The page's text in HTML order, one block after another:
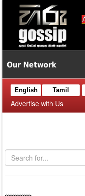
Our Network
English Tamil
Advertise with Us